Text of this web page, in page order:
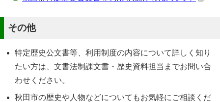
その他
特定歴史公文書等、利用制度の内容について詳しく知り
たい方は、文書法制課文書・歴史資料担当までお問い合
わせください。
秋田市の歴史や人物などについてもお気軽にご相談くだ